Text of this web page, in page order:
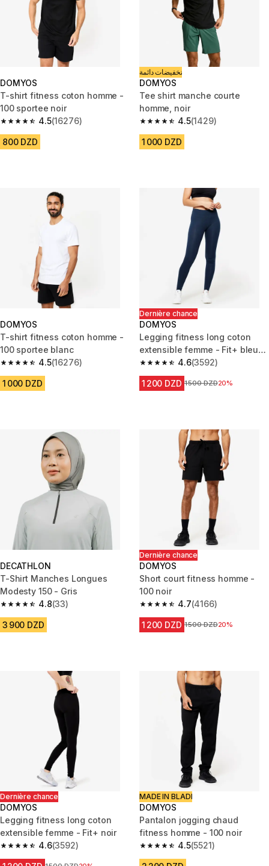
DOMYOS
T-shirt fitness coton homme -
100 sportee noir
4.5
4.5 out of 5 stars from 16276 reviews
(16276)
800 DZD
تخفيضات دائمة
DOMYOS
Tee shirt manche courte
homme, noir
4.5
4.5 out of 5 stars from 1429
(1429)
1 000 DZD
DOMYOS
T-shirt fitness coton homme -
100 sportee blanc
4.5
4.5 out of 5 stars from 16276 reviews
(16276)
1 000 DZD
Dernière chance
DOMYOS
Legging fitness long coton
extensible femme - Fit+ bleu
marine
4.6
4.6 out of 5 stars from 3592
(3592)
1 200 DZD Prix avant la réduction
1 500 DZD20%
DECATHLON
T-Shirt Manches Longues
Modesty 150 - Gris
4.8
4.8 out of 5 stars from 33 reviews
(33)
3 900 DZD
Dernière chance
DOMYOS
Short court fitness homme -
100 noir
4.7
4.7 out of 5 stars from 4166
(4166)
1 200 DZD Prix avant la réduction
1 500 DZD20%
Dernière chance
DOMYOS
Legging fitness long coton
extensible femme - Fit+ noir
4.6
4.6 out of 5 stars from 3592 reviews
(3592)
MADE IN BLADI
DOMYOS
Pantalon jogging chaud
fitness homme - 100 noir
4.5
4.5 out of 5 stars from 5521
(5521)